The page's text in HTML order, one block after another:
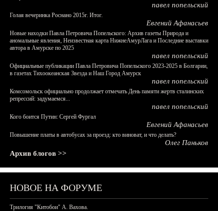
павел попельский
Голая вечеринка Роснано 2015г. Итог.
Евгений Афанасьев
Новые находки Павла Петровича Попельского: Архив газеты Природа и
аномальные явления, Неизвестная карта НижнеАмурЛага и Последние выставки
автора в Амурске по 2025
павел попельский
Официальные публикации Павла Петровича Попельского 2023-2025 в Болгарии,
в газетах Тихоокеанская Звезда и Наш Город Амурск
павел попельский
Комсомольск официально продолжает отмечать День памяти жертв сталинских
репрессий: задумаемся...
павел попельский
Кого боится Путин: Сергей Фургал
Евгений Афанасьев
Повышение платы в автобусах за проезд: кто виноват, и что делать?
Олег Паньков
Архив блогов >>
НОВОЕ НА ФОРУМЕ
Трилогия "Китобои" А. Вахова.